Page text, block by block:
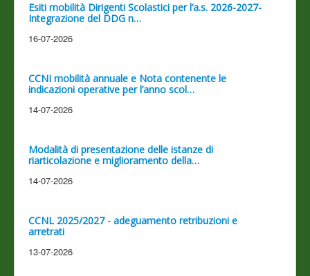
Esiti mobilità Dirigenti Scolastici per l’a.s. 2026-2027-
Integrazione del DDG n…
16-07-2026
CCNI mobilità annuale e Nota contenente le
indicazioni operative per l’anno scol…
14-07-2026
Modalità di presentazione delle istanze di
riarticolazione e miglioramento della…
14-07-2026
CCNL 2025/2027 - adeguamento retribuzioni e
arretrati
13-07-2026